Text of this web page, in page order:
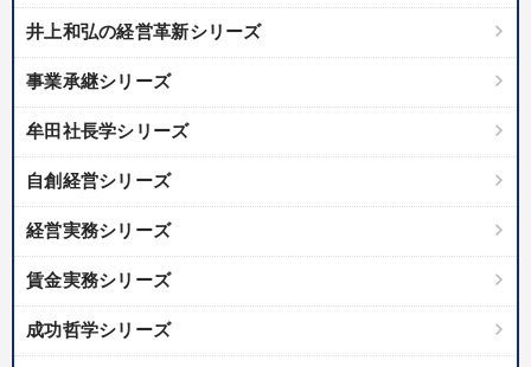
井上和弘の経営革新シリーズ
事業承継シリーズ
牟田社長学シリーズ
自創経営シリーズ
経営実務シリーズ
賃金実務シリーズ
成功哲学シリーズ